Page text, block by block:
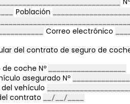
Población
Correo electrónico
del contrato de seguro de
de coche Nº
asegurado Nº
vehículo
contrato